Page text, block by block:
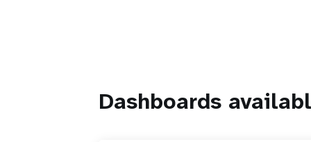
Dashboards